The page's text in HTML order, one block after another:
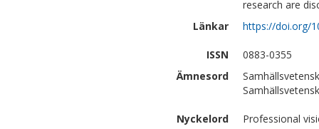
research are
Länkar
https://doi.org/
ISSN
0883-0355
Ämnesord
Nyckelord
Professional